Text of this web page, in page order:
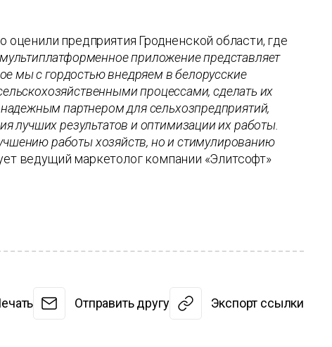
предприятия Гродненской области, где
приложение представляет
мы с гордостью внедряем в белорусские
процессами, сделать их
партнером для сельхозпредприятий,
лучших результатов и оптимизации их работы.
работы хозяйств, но и стимулированию
ведущий маркетолог компании «Элитсофт»
Отправить другу Экспорт ссылки